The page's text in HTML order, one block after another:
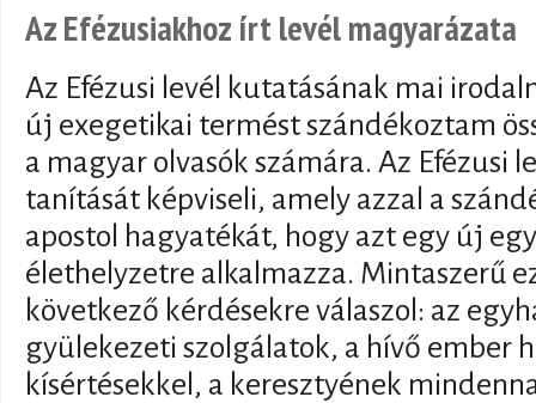
Az Efézusiakhoz írt levél magyarázata
Az Efézusi levél kutatásának mai
új exegetikai termést szándékoztam
a magyar olvasók számára. Az Efézusi
tanítását képviseli, amely azzal a
apostol hagyatékát, hogy azt egy új
élethelyzetre alkalmazza. Mintaszerű
következő kérdésekre válaszol: az
gyülekezeti szolgálatok, a hívő ember
kísértésekkel, a keresztyének